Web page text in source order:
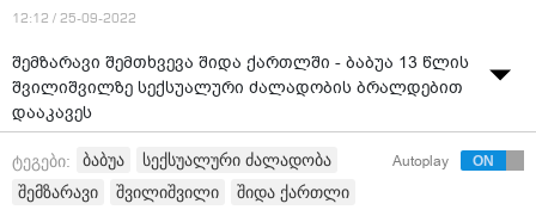
12:12 / 25-09-2022
შემზარავი შემთხვევა შიდა ქართლში - ბაბუა 13 წლის
შვილიშვილზე სექსუალური ძალადობის ბრალდებით
დააკავეს
ვიდეო: მთავარი არხი
ტეგები: ბაბუა
სექსუალური ძალადობა
შემზარავი
შვილიშვილი შიდა ქართლი
Autoplay